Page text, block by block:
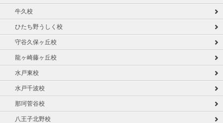
牛久校
ひたち野うしく校
守谷久保ヶ丘校
龍ヶ崎藤ヶ丘校
水戸東校
水戸千波校
那珂菅谷校
八王子北野校